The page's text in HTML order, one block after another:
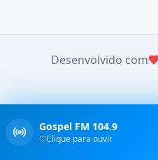
Desenvolvido com
Gospel FM 104.9
Clique para ouvir